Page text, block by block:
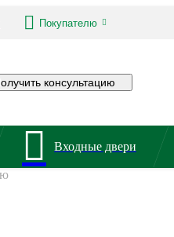
Покупателю
консультацию
Входные двери